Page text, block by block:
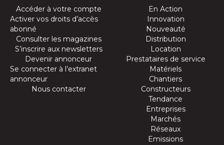
Accéder à votre compte
Activer vos droits d’accès
abonné
Consulter les magazines
S’inscrire aux newsletters
Devenir annonceur
Se connecter à l’extranet
annonceur
Nous contacter
En Action
Innovation
Nouveauté
Distribution
Location
Prestataires de service
Matériels
Chantiers
Constructeurs
Tendance
Entreprises
Marchés
Réseaux
Emissions